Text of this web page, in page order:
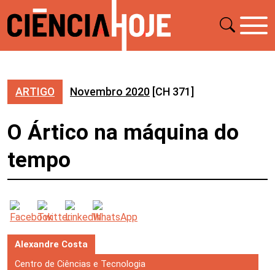
ARTIGO Novembro 2020 [CH 371]
O Ártico na máquina do
tempo
Alexandre Costa
Centro de Ciências e Tecnologia